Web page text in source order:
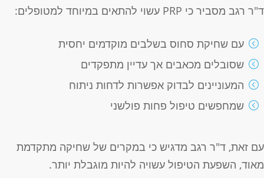
ד"ר רגב מסביר כי PRP עשוי להתאים במיוחד למטופלים:
עם שחיקת סחוס בשלבים מוקדמים יחסית
שסובלים מכאבים אך עדיין מתפקדים
המעוניינים לבדוק אפשרות לדחות ניתוח
שמחפשים טיפול פחות פולשני
עם זאת, ד"ר רגב מדגיש כי במקרים של שחיקה מתקדמת
מאוד, השפעת הטיפול עשויה להיות מוגבלת יותר.